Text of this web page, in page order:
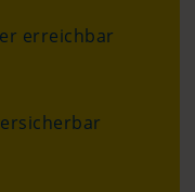
erreichbar